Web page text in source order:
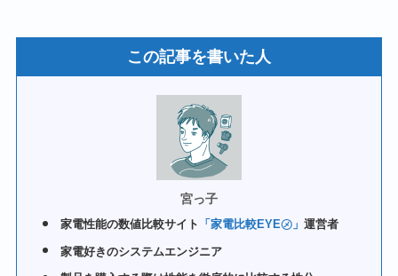
この記事を書いた人
宮っ子
家電性能の数値比較サイト 「家電比較EYE㋱」運営者
家電好きのシステムエンジニア